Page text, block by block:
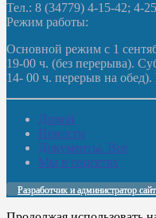
Тел.: 8 (34779) 4-15-42; 4-
Режим работы:
Основной режим с 1
19-00 ч. (без перерыва).
14- 00 ч. перерыв на
Домой
Новости
Документы. Все
Мы в соцсетях
Разработчик и администратор